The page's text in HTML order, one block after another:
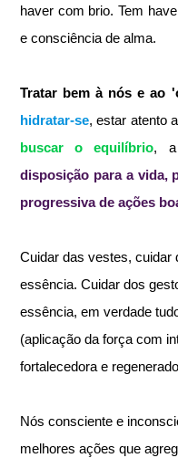
haver com brio. Tem
e consciência de alma.
Tratar bem à nós e ao
hidratar-se, estar atento
buscar o equilíbrio,
disposição para a vida,
progressiva de ações
Cuidar das vestes,
essência. Cuidar dos
essência, em verdade
(aplicação da força com
fortalecedora e
Nós consciente e
melhores ações que